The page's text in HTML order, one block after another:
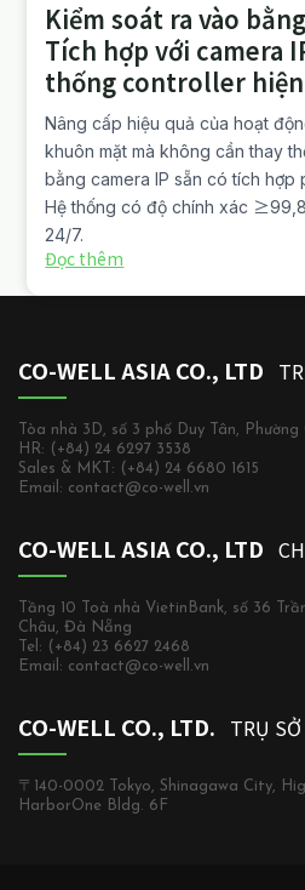
Kiểm soát ra vào
Tích hợp với camera
thống controller
Nâng cấp hiệu quả của hoạt
khuôn mặt mà không cần thay
bằng camera IP sẵn có tích hợp
Hệ thống có độ chính xác
24/7.
Đọc thêm
CO-WELL ASIA CO., LTD
Tòa nhà 3D, số 3 phố Duy Tân,
HR: (+84) 24 6297 3538
Sales & MKT: (+84) 24 6680 1615
Email: contact@co-well.vn
CO-WELL ASIA CO., LTD
Tầng 10 Toà nhà VietinBank, số 36
Châu, Đà Nẵng
Tel: (+84) 23 6627 2468
Email: contact@co-well.vn
CO-WELL CO., LTD. TRỤ
〒140-0002 Tokyo, Shinagawa City,
HarborOne Bldg. 6F